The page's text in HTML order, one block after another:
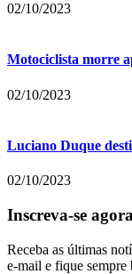
02/10/2023
Motociclista morre
02/10/2023
Luciano Duque
02/10/2023
Inscreva-se
Receba as últimas
e-mail e fique